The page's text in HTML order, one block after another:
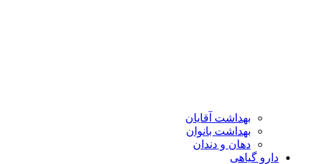
بهداشت آقایان
بهداشت بانوان
دهان و دندان
دارو گیاهی